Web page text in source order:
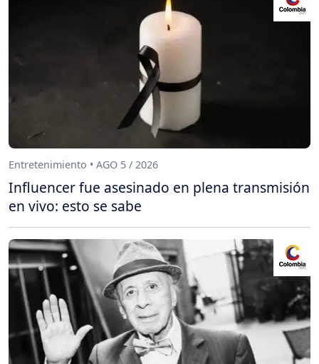
Entretenimiento • AGO 5 / 2026
Influencer fue asesinado en plena transmisión
en vivo: esto se sabe